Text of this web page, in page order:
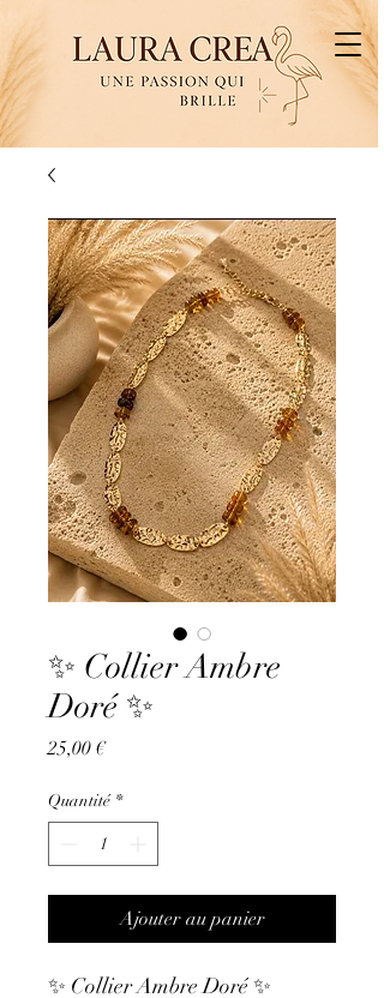
✨ Collier Ambre
Doré ✨
25,00 €Prix
Quantité *
Ajouter au panier
✨ Collier Ambre Doré ✨